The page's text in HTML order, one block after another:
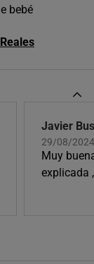
bebé
Javier
29/08/
Muy
explicada